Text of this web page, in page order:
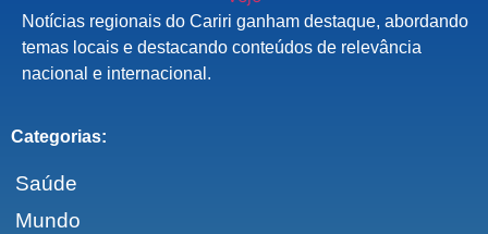
Notícias regionais do Cariri ganham destaque, abordando
temas locais e destacando conteúdos de relevância
nacional e internacional.
Categorias:
Saúde
Mundo